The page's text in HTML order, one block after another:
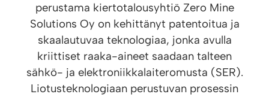
perustama kiertotalousyhtiö Zero Mine
Solutions Oy on kehittänyt patentoitua ja
skaalautuvaa teknologiaa, jonka avulla
kriittiset raaka-aineet saadaan talteen
sähkö- ja elektroniikkalaiteromusta (SER).
Liotusteknologiaan perustuvan prosessin